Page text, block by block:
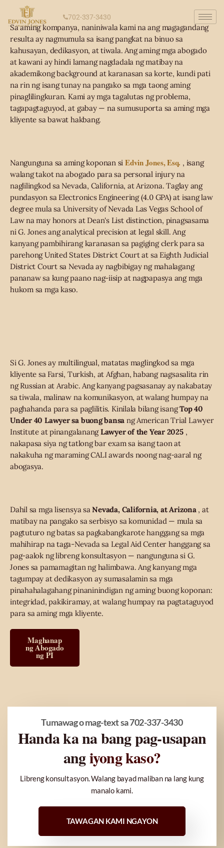
702-337-3430
Sa aming kompanya, naniniwala kami na ang magagandang
resulta ay nagmumula sa isang pangkat na binuo sa
kahusayan, dedikasyon, at tiwala. Ang aming mga abogado
at kawani ay hindi lamang nagdadala ng matibay na
akademikong background at karanasan sa korte, kundi pati
na rin ng isang tunay na pangako sa mga taong aming
pinaglilingkuran. Kami ay mga tagalutas ng problema,
tagapagtaguyod, at gabay — na sumusuporta sa aming mga
kliyente sa bawat hakbang.
Nangunguna sa aming koponan siEdvin Jones, Esq. , isang
walang takot na abogado para sa personal injury na
naglilingkod sa Nevada, California, at Arizona. Taglay ang
pundasyon sa Electronics Engineering (4.0 GPA) at isang law
degree mula sa University of Nevada Las Vegas School of
Law na may honors at Dean's List distinction, pinagsasama
ni G. Jones ang analytical precision at legal skill. Ang
kanyang pambihirang karanasan sa pagiging clerk para sa
parehong United States District Court at sa Eighth Judicial
District Court sa Nevada ay nagbibigay ng mahalagang
pananaw sa kung paano nag-iisip at nagpapasya ang mga
hukom sa mga kaso.
Si G. Jones ay multilingual, matatas maglingkod sa mga
kliyente sa Farsi, Turkish, at Afghan, habang nagsasalita rin
ng Russian at Arabic. Ang kanyang pagsasanay ay nakabatay
sa tiwala, malinaw na komunikasyon, at walang humpay na
paghahanda para sa paglilitis. Kinilala bilang isangTop 40
Under 40 Lawyer sa buong bansa ng American Trial Lawyer
Institute at pinangalanangLawyer of the Year 2025,
nakapasa siya ng tatlong bar exam sa isang taon at
nakakuha ng maraming CALI awards noong nag-aaral ng
abogasya.
Dahil sa mga lisensya saNevada, California, at Arizona, at
matibay na pangako sa serbisyo sa komunidad — mula sa
pagtuturo ng batas sa pagkabangkarote hanggang sa mga
mahihirap na taga-Nevada sa Legal Aid Center hanggang sa
pag-aalok ng libreng konsultasyon — nangunguna si G.
Jones sa pamamagitan ng halimbawa. Ang kanyang mga
tagumpay at dedikasyon ay sumasalamin sa mga
pinahahalagahang pinaninindigan ng aming buong koponan:
integridad, pakikiramay, at walang humpay na pagtataguyod
para sa aming mga kliyente.
Maghanap
ng Abogado
ng PI
Tumawag o mag-text sa 702-337-3430
Handa ka na bang pag-usapan
angiyong kaso?
Libreng konsultasyon. Walang bayad maliban na lang kung
manalo kami.
TAWAGAN KAMI NGAYON